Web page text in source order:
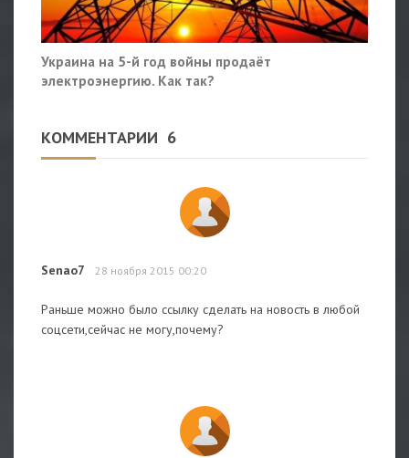
Украина на 5-й год войны продаёт
электроэнергию. Как так?
КОММЕНТАРИИ 6
Senao7 28 ноября 2015 00:20
Раньше можно было ссылку сделать на новость в любой
соцсети,сейчас не могу,почему?